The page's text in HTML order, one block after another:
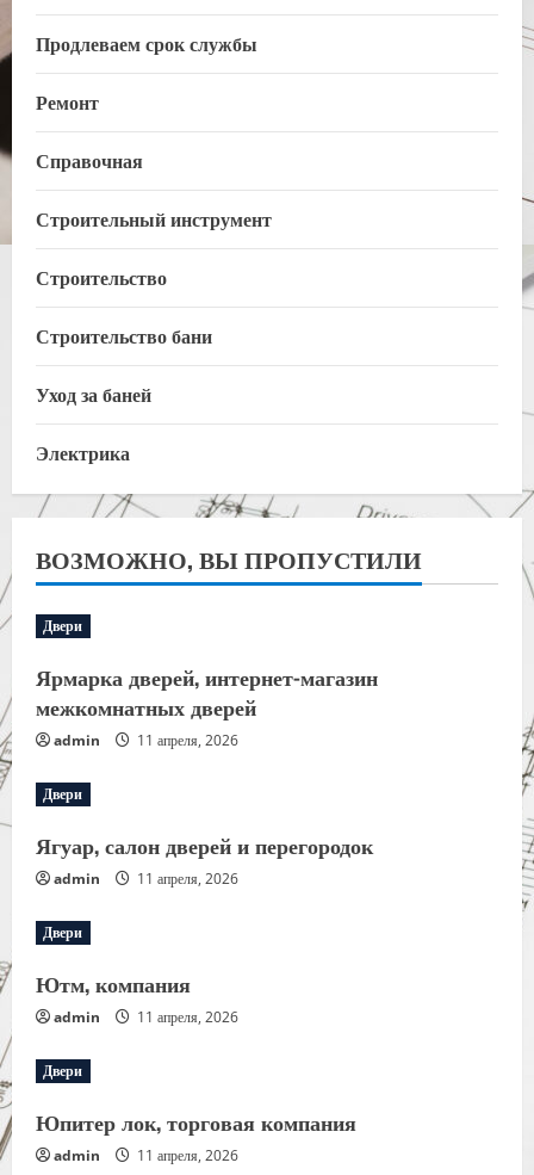
Продлеваем срок службы
Ремонт
Справочная
Строительный инструмент
Строительство
Строительство бани
Уход за баней
Электрика
ВОЗМОЖНО, ВЫ ПРОПУСТИЛИ
Двери
Ярмарка дверей, интернет-магазин
межкомнатных дверей
admin 11 апреля, 2026
Двери
Ягуар, салон дверей и перегородок
admin 11 апреля, 2026
Двери
Ютм, компания
admin 11 апреля, 2026
Двери
Юпитер лок, торговая компания
admin 11 апреля, 2026